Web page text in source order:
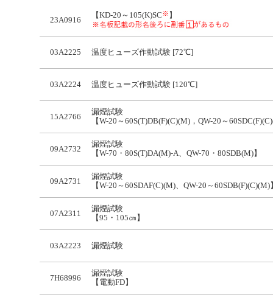
23A0916
【KD-20～105(K)SC※ 】
03A2225 温度ヒューズ作動試験 [72℃]
03A2224 温度ヒューズ作動試験 [120℃]
15A2766
漏煙試験
【W-20～60S(T)DB(F)(C)(M)，QW-20～
09A2732
漏煙試験
【W-70・80S(T)DA(M)-A、QW-70・80SDB(M)】
09A2731
漏煙試験
【W-20～60SDAF(C)(M)、QW-20～60SDB(F)(C)(M)
07A2311
漏煙試験
【95・105㎝】
03A2223 漏煙試験
7H68996
漏煙試験
【電動FD】